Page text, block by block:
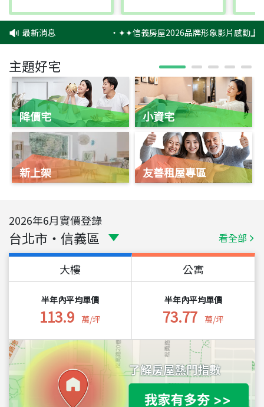
最新消息 ‧✦✦信義房屋2026品牌形象影片感動上
主題好宅
降價宅
新上架
小資宅
友善租屋專區
2026年6月實價登錄
台北市 ・ 信義區 看全部
大樓
半年內平均單價
113.9 萬/坪
公寓
半年內平均單價
73.77 萬/坪